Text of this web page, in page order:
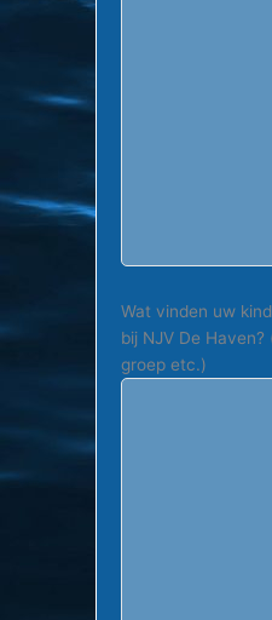
Wat vinden uw
bij NJV De
groep etc.)